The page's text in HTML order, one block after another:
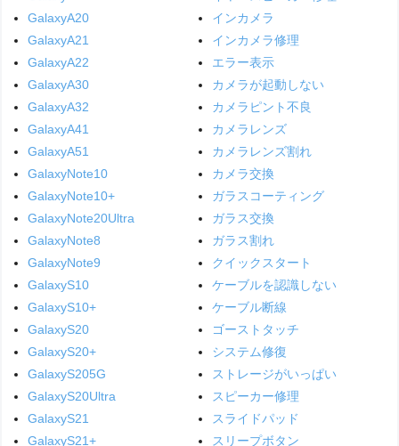
GalaxyA20
GalaxyA21
GalaxyA22
GalaxyA30
GalaxyA32
GalaxyA41
GalaxyA51
GalaxyNote10
GalaxyNote10+
GalaxyNote20Ultra
GalaxyNote8
GalaxyNote9
GalaxyS10
GalaxyS10+
GalaxyS20
GalaxyS20+
GalaxyS205G
GalaxyS20Ultra
GalaxyS21
GalaxyS21+
インカメラ
インカメラ修理
エラー表示
カメラが起動しない
カメラピント不良
カメラレンズ
カメラレンズ割れ
カメラ交換
ガラスコーティング
ガラス交換
ガラス割れ
クイックスタート
ケーブルを認識しない
ケーブル断線
ゴーストタッチ
システム修復
ストレージがいっぱい
スピーカー修理
スライドパッド
スリープボタン